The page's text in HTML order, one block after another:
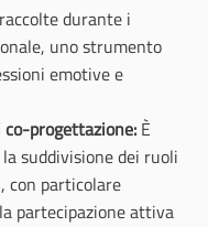
durante i
uno strumento
emotive e
progettazione: È
suddivisione dei ruoli
con particolare
partecipazione attiva